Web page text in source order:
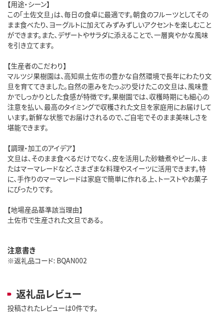
【用途・シーン】
この「土佐文旦」は、毎日の食卓に最適です。朝食のフルーツとしてその
まま食べたり、ヨーグルトに加えてみずみずしいアクセントを楽しむこと
ができます。また、デザートやサラダに添えることで、一層爽やかな風味
を引き立てます。
【生産者のこだわり】
マルツジ果樹園は、高知県土佐市の豊かな自然環境で長年にわたり文
旦を育ててきました。自然の恵みをたっぷり受けたこの文旦は、風味豊
かでしっかりとした食感が特徴です。果樹園では、収穫時期にも細心の
注意を払い、最高のタイミングで収穫された文旦を家庭用にお届けして
います。新鮮な状態でお届けされるので、ご自宅でそのまま美味しさを
堪能できます。
【調理・加工のアイデア】
文旦は、そのまま食べるだけでなく、皮を活用した砂糖煮やピール、ま
たはマーマレードなど、さまざまな料理やスイーツに活用できます。特
に、手作りのマーマレードは家庭で簡単に作れる上、トーストやお菓子
にぴったりです。
【地場産品基準該当理由】
土佐市で生産された文旦である。
注意書き
※返礼品コード: BQAN002
返礼品レビュー
投稿されたレビューは0件です。